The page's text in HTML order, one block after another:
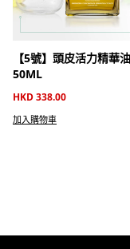
【5號】頭皮活力精華油
50ML
HKD 338.00
加入購物車